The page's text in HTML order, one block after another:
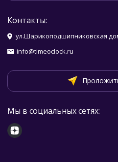
Контакты:
ул.Шарикоподшипниковская
info@timeoclock.ru
Мы в социальных сетях: